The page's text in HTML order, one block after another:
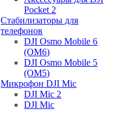
Pocket 2
Стабилизаторы для
телефонов
DJI Osmo Mobile 6
(OM6)
DJI Osmo Mobile 5
(OM5)
Микрофон DJI Mic
DJI Mic 2
DJI Mic